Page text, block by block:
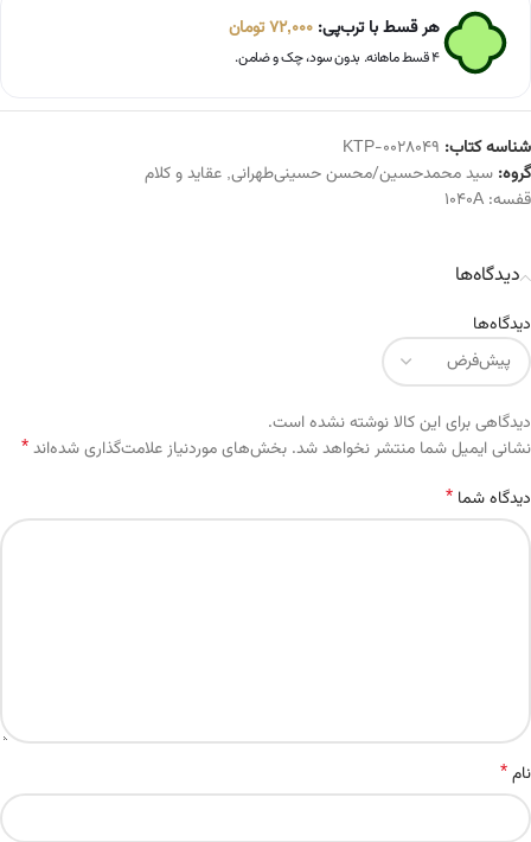
هر قسط با ترب‌پی: 72,000تومان
۴ قسط ماهانه. بدون سود، چک و ضامن.
شناسه کتاب: KTP-0028049
گروه: سید محمدحسین/محسن حسینی‌طهرانی, عقاید و کلام
قفسه: 1040A
دیدگاه‌ها
دیدگاه‌ها
دیدگاهی برای این کالا نوشته نشده است.
نشانی ایمیل شما منتشر نخواهد شد. بخش‌های موردنیاز علامت‌گذاری شده‌اند*
دیدگاه شما *
نام*
Alternative: